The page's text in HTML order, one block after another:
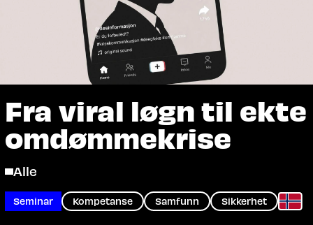
Fra viral løgn til ekte
omdømmekrise
Alle
Seminar Kompetanse Samfunn Sikkerhet